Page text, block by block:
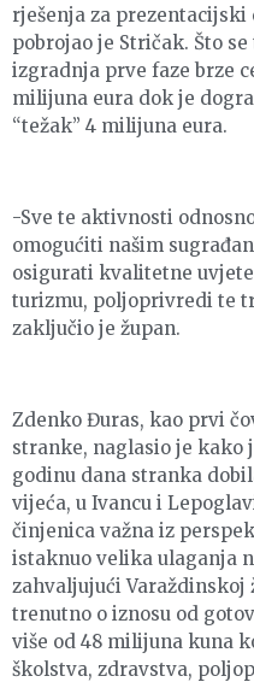
rješenja za
pobrojao je Stričak. Što
izgradnja prve faze brze
milijuna eura dok je
“težak” 4 milijuna eura.
-Sve te aktivnosti
omogućiti našim
osigurati kvalitetne
turizmu, poljoprivredi te
zaključio je župan.
Zdenko Đuras, kao prvi
stranke, naglasio je kako
godinu dana stranka
vijeća, u Ivancu i
činjenica važna iz
istaknuo velika ulaganja
zahvaljujući Varaždinskoj
trenutno o iznosu od
više od 48 milijuna kuna
školstva, zdravstva,